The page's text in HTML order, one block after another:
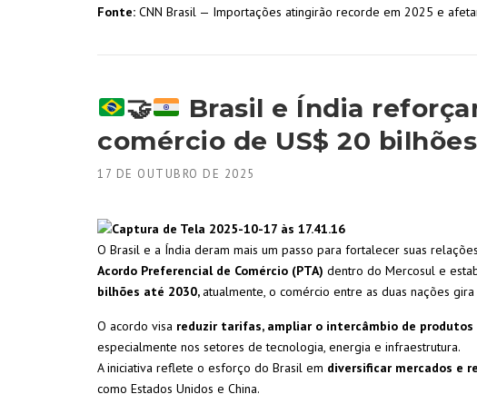
Fonte: CNN Brasil — Importações atingirão recorde em 2025 e
🤝
Brasil e Índia
comércio de US$ 20
17 DE OUTUBRO DE 2025
O Brasil e a Índia deram mais um passo para fortalecer suas
Acordo Preferencial de Comércio (PTA) dentro do Mercosul e
bilhões até 2030, atualmente, o comércio entre as duas nações
O acordo visa reduzir tarifas, ampliar o intercâmbio de
especialmente nos setores de tecnologia, energia e infraestrutura.
A iniciativa reflete o esforço do Brasil em diversificar mercados e
como Estados Unidos e China.